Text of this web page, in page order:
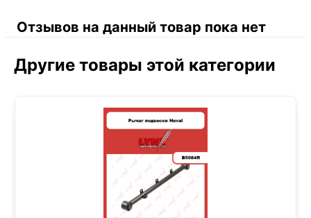
Отзывов на данный товар пока нет
Другие товары этой категории